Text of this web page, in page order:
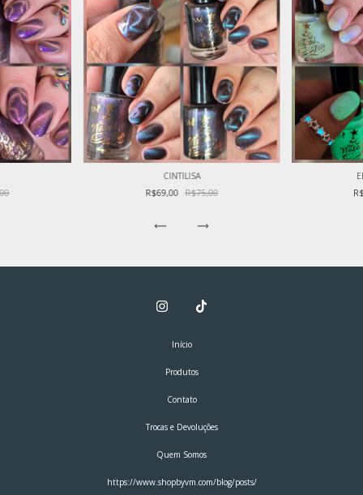
CINTILISA
R$69,00 R$75,00
Início
Produtos
Contato
Trocas e Devoluções
Quem Somos
https://www.shopbyvm.com/blog/posts/